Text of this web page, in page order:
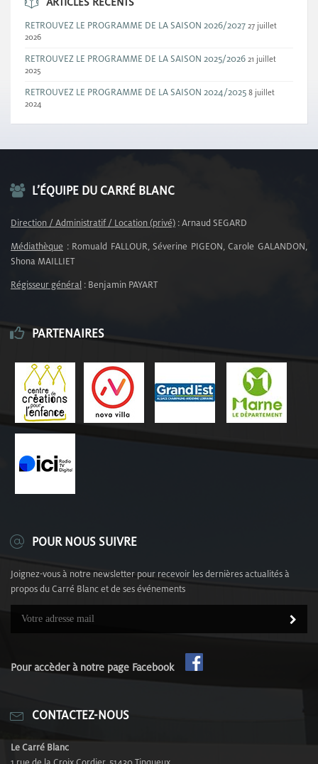
RETROUVEZ LE PROGRAMME DE LA SAISON 2026/2027 27 juillet
2026
RETROUVEZ LE PROGRAMME DE LA SAISON 2025/2026 21 juillet
2025
RETROUVEZ LE PROGRAMME DE LA SAISON 2024/2025 8 juillet
2024
L’ÉQUIPE DU CARRÉ BLANC
Direction / Administratif / Location (privé) : Arnaud SEGARD
Médiathèque : Romuald FALLOUR, Séverine PIGEON, Carole GALANDON,
Shona MAILLIET
Régisseur général : Benjamin PAYART
PARTENAIRES
POUR NOUS SUIVRE
Joignez-vous à notre newsletter pour recevoir les dernières actualités à
propos du Carré Blanc et de ses événements
Pour accèder à notre page Facebook
CONTACTEZ-NOUS
Le Carré Blanc